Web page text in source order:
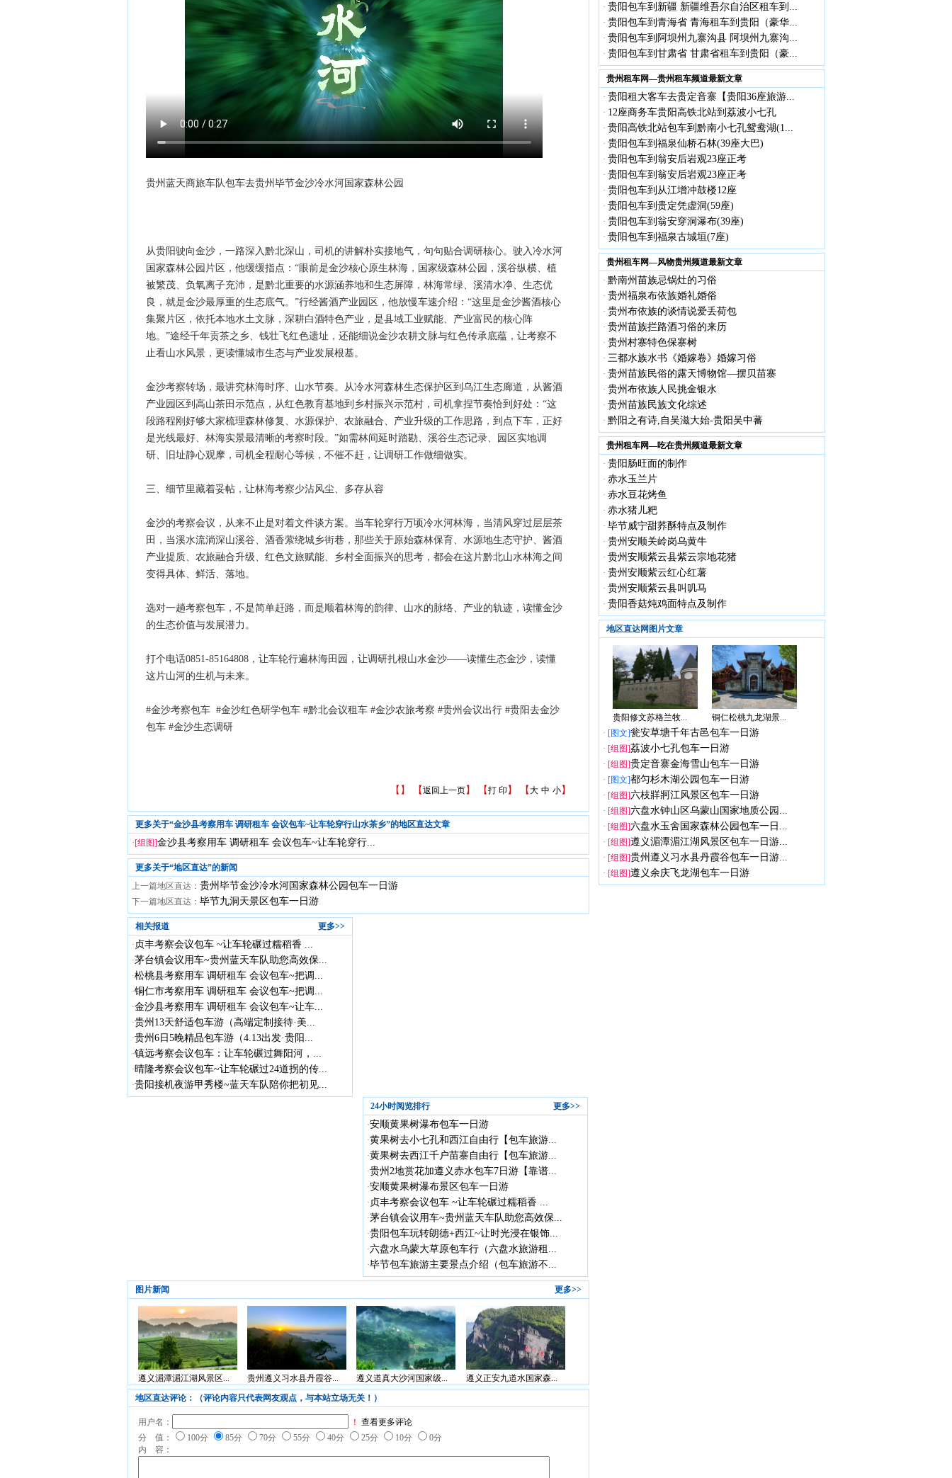
贵州蓝天商旅车队包车去贵州毕节金沙冷水河国家森林公园
从贵阳驶向金沙，一路深入黔北深山，司机的讲解朴实接地气，句句贴合调研核心。驶入冷水河
国家森林公园片区，他缓缓指点：“眼前是金沙核心原生林海，国家级森林公园，溪谷纵横、植
被繁茂、负氧离子充沛，是黔北重要的水源涵养地和生态屏障，林海常绿、溪清水净、生态优
良，就是金沙最厚重的生态底气。”行经酱酒产业园区，他放慢车速介绍：“这里是金沙酱酒核心
集聚片区，依托本地水土文脉，深耕白酒特色产业，是县域工业赋能、产业富民的核心阵
地。”途经千年贡茶之乡、钱壮飞红色遗址，还能细说金沙农耕文脉与红色传承底蕴，让考察不
止看山水风景，更读懂城市生态与产业发展根基。
金沙考察转场，最讲究林海时序、山水节奏。从冷水河森林生态保护区到乌江生态廊道，从酱酒
产业园区到高山茶田示范点，从红色教育基地到乡村振兴示范村，司机拿捏节奏恰到好处：“这
段路程刚好够大家梳理森林修复、水源保护、农旅融合、产业升级的工作思路，到点下车，正好
是光线最好、林海实景最清晰的考察时段。”如需林间延时踏勘、溪谷生态记录、园区实地调
研、旧址静心观摩，司机全程耐心等候，不催不赶，让调研工作做细做实。
三、细节里藏着妥帖，让林海考察少沾风尘、多存从容
金沙的考察会议，从来不止是对着文件谈方案。当车轮穿行万顷冷水河林海，当清风穿过层层茶
田，当溪水流淌深山溪谷、酒香萦绕城乡街巷，那些关于原始森林保育、水源地生态守护、酱酒
产业提质、农旅融合升级、红色文旅赋能、乡村全面振兴的思考，都会在这片黔北山水林海之间
变得具体、鲜活、落地。
选对一趟考察包车，不是简单赶路，而是顺着林海的韵律、山水的脉络、产业的轨迹，读懂金沙
的生态价值与发展潜力。
打个电话0851-85164808，让车轮行遍林海田园，让调研扎根山水金沙——读懂生态金沙，读懂
这片山河的生机与未来。
#金沙考察包车 #金沙红色研学包车 #黔北会议租车 #金沙农旅考察 #贵州会议出行 #贵阳去金沙
包车 #金沙生态调研
【 】 【返回上一页】 【打 印 】 【大 中 小】
更多关于“金沙县考察用车 调研租车 会议包车~让车轮穿行山水茶乡”的地区直达文章
·[组图]金沙县考察用车 调研租车 会议包车~让车轮穿行...
更多关于“地区直达”的新闻
上一篇地区直达： 贵州毕节金沙冷水河国家森林公园包车一日游
下一篇地区直达： 毕节九洞天景区包车一日游
更多>>
相关报道
· 贞丰考察会议包车 ~让车轮碾过糯稻香 ...
·茅台镇会议用车~贵州蓝天车队助您高效保...
·松桃县考察用车 调研租车 会议包车~把调...
·铜仁市考察用车 调研租车 会议包车~把调...
·金沙县考察用车 调研租车 会议包车~让车...
·贵州13天舒适包车游（高端定制接待·美...
·贵州6日5晚精品包车游（4.13出发·贵阳...
·镇远考察会议包车：让车轮碾过舞阳河，...
·晴隆考察会议包车~让车轮碾过24道拐的传...
·贵阳接机夜游甲秀楼~蓝天车队陪你把初见...
更多>>
24小时阅览排行
·安顺黄果树瀑布包车一日游
·黄果树去小七孔和西江自由行【包车旅游...
·黄果树去西江千户苗寨自由行【包车旅游...
·贵州2地赏花加遵义赤水包车7日游【靠谱...
·安顺黄果树瀑布景区包车一日游
· 贞丰考察会议包车 ~让车轮碾过糯稻香 ...
·茅台镇会议用车~贵州蓝天车队助您高效保...
·贵阳包车玩转朗德+西江~让时光浸在银饰...
·六盘水乌蒙大草原包车行（六盘水旅游租...
·毕节包车旅游主要景点介绍（包车旅游不...
更多>>
图片新闻
遵义湄潭湄江湖风景区... 贵州遵义习水县丹霞谷... 遵义道真大沙河国家级...
遵义正安九道水国家森...
地区直达评论：（评论内容只代表网友观点，与本站立场无关！）
用户名： ！ 查看更多评论
分 值：
100分 85分 70分 55分 40分 25分 10分
0分
内 容：
· 贵阳包车到新疆 新疆维吾尔自治区租车到...
· 贵阳包车到青海省 青海租车到贵阳（豪华...
· 贵阳包车到阿坝州九寨沟县 阿坝州九寨沟...
· 贵阳包车到甘肃省 甘肃省租车到贵阳（豪...
贵州租车网—贵州租车频道最新文章
· 贵阳租大客车去贵定音寨【贵阳36座旅游...
· 12座商务车贵阳高铁北站到荔波小七孔
· 贵阳高铁北站包车到黔南小七孔鸳鸯湖(1...
· 贵阳包车到福泉仙桥石林(39座大巴)
· 贵阳包车到翁安后岩观23座正考
· 贵阳包车到翁安后岩观23座正考
· 贵阳包车到从江增冲鼓楼12座
· 贵阳包车到贵定凭虚洞(59座)
· 贵阳包车到翁安穿洞瀑布(39座)
· 贵阳包车到福泉古城垣(7座)
贵州租车网—风物贵州频道最新文章
· 黔南州苗族忌锅灶的习俗
· 贵州福泉布依族婚礼婚俗
· 贵州布依族的谈情说爱丢荷包
· 贵州苗族拦路酒习俗的来历
· 贵州村寨特色保寨树
· 三都水族水书《婚嫁卷》婚嫁习俗
· 贵州苗族民俗的露天博物馆—摆贝苗寨
· 贵州布依族人民挑金银水
· 贵州苗族民族文化综述
· 黔阳之有诗,自吴滋大始-贵阳吴中蕃
贵州租车网—吃在贵州频道最新文章
· 贵阳肠旺面的制作
· 赤水玉兰片
· 赤水豆花烤鱼
· 赤水猪儿粑
· 毕节威宁甜荞酥特点及制作
· 贵州安顺关岭岗乌黄牛
· 贵州安顺紫云县紫云宗地花猪
· 贵州安顺紫云红心红薯
· 贵州安顺紫云县叫叽马
· 贵阳香菇炖鸡面特点及制作
地区直达网图片文章
贵阳修文苏格兰牧...
铜仁松桃九龙湖景...
· [图文]瓮安草塘千年古邑包车一日游
· [组图]荔波小七孔包车一日游
· [组图]贵定音寨金海雪山包车一日游
· [图文]都匀杉木湖公园包车一日游
· [组图]六枝牂牁江风景区包车一日游
· [组图]六盘水钟山区乌蒙山国家地质公园...
· [组图]六盘水玉舍国家森林公园包车一日...
· [组图]遵义湄潭湄江湖风景区包车一日游...
· [组图]贵州遵义习水县丹霞谷包车一日游...
· [组图]遵义余庆飞龙湖包车一日游